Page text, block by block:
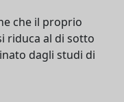
che il proprio
riduca al di sotto
dagli studi di